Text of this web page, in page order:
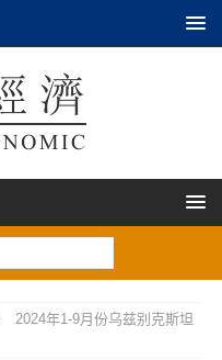
2024年1-9月份乌兹别克斯坦